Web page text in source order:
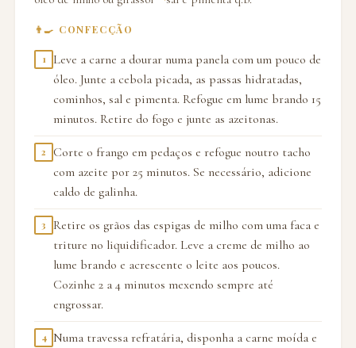
👨‍🍳 CONFECÇÃO
1
Leve a carne a dourar numa panela com um pouco de
óleo. Junte a cebola picada, as passas hidratadas,
cominhos, sal e pimenta. Refogue em lume brando 15
minutos. Retire do fogo e junte as azeitonas.
2
Corte o frango em pedaços e refogue noutro tacho
com azeite por 25 minutos. Se necessário, adicione
caldo de galinha.
3
Retire os grãos das espigas de milho com uma faca e
triture no liquidificador. Leve a creme de milho ao
lume brando e acrescente o leite aos poucos.
Cozinhe 2 a 4 minutos mexendo sempre até
engrossar.
4
Numa travessa refratária, disponha a carne moída e